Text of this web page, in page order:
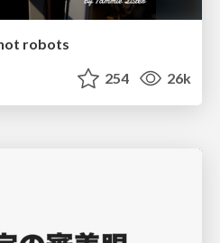
robots
254 26k